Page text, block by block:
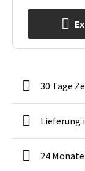
30 Tage
Lieferung
24